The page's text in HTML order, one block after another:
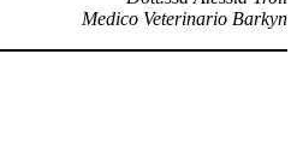
Medico Veterinario Barkyn